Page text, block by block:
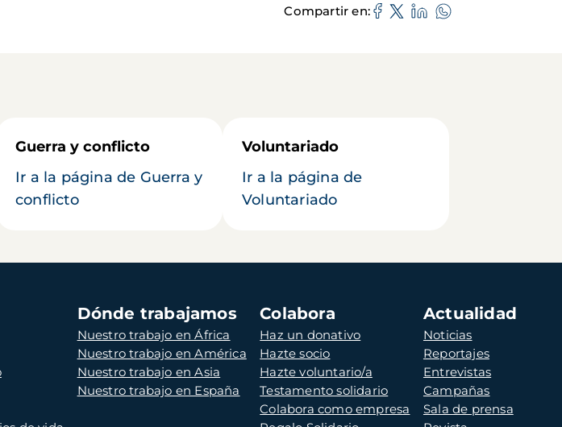
Compartir en
Guerra y conflicto
Ir a la página de Guerra y
conflicto
Voluntariado
Ir a la página de
Voluntariado
Dónde trabajamos
Nuestro trabajo en África
Nuestro trabajo en América
Nuestro trabajo en Asia
Nuestro trabajo en España
Colabora
Haz un donativo
Hazte socio
Hazte voluntario/a
Testamento solidario
Colabora como empresa
Actualidad
Noticias
Reportajes
Entrevistas
Campañas
Sala de prensa